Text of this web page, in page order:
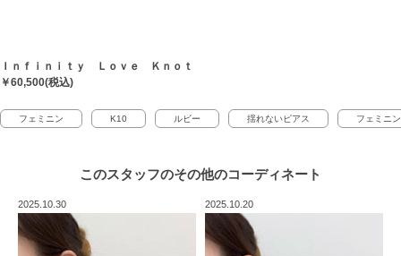
Ｉｎｆｉｎｉｔｙ Ｌｏｖｅ Ｋｎｏｔ
￥60,500(税込)
フェミニン K10 ルビー 揺れないピアス フェミニ
このスタッフのその他のコーディネート
2025.10.30 2025.10.20